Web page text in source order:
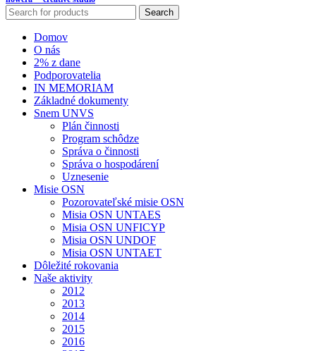
Search
Domov
O nás
2% z dane
Podporovatelia
IN MEMORIAM
Základné dokumenty
Snem UNVS
Plán činnosti
Program schôdze
Správa o činnosti
Správa o hospodárení
Uznesenie
Misie OSN
Pozorovateľské misie OSN
Misia OSN UNTAES
Misia OSN UNFICYP
Misia OSN UNDOF
Misia OSN UNTAET
Dôležité rokovania
Naše aktivity
2012
2013
2014
2015
2016